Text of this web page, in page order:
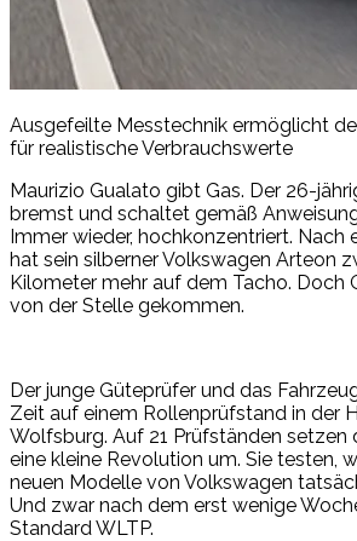
Ausgefeilte Messtechnik ermöglicht
für realistische Verbrauchswerte
Maurizio Gualato gibt Gas. Der 26-
bremst und schaltet gemäß
Immer wieder, hochkonzentriert. Nach
hat sein silberner Volkswagen Arteon
Kilometer mehr auf dem Tacho. Doch
von der Stelle gekommen.
Der junge Güteprüfer und das
Zeit auf einem Rollenprüfstand in der
Wolfsburg. Auf 21 Prüfständen setzen
eine kleine Revolution um. Sie testen,
neuen Modelle von Volkswagen
Und zwar nach dem erst wenige
Standard WLTP.